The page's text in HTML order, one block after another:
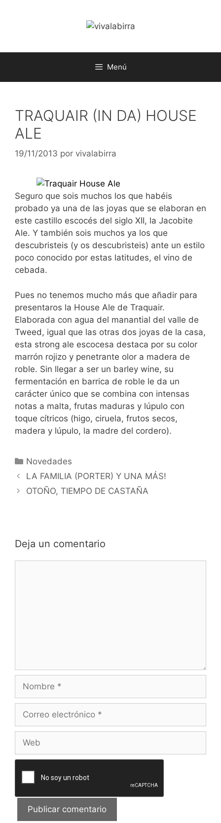
Menú
TRAQUAIR (IN DA) HOUSE
ALE
19/11/2013 por vivalabirra
Seguro que sois muchos los que habéis
probado ya una de las joyas que se elaboran en
este castillo escocés del siglo XII, la Jacobite
Ale. Y también sois muchos ya los que
descubristeis (y os descubristeis) ante un estilo
poco conocido por estas latitudes, el vino de
cebada.
Pues no tenemos mucho más que añadir para
presentaros la House Ale de Traquair.
Elaborada con agua del manantial del valle de
Tweed, igual que las otras dos joyas de la casa,
esta strong ale escocesa destaca por su color
marrón rojizo y penetrante olor a madera de
roble. Sin llegar a ser un barley wine, su
fermentación en barrica de roble le da un
carácter único que se combina con intensas
notas a malta, frutas maduras y lúpulo con
toque cítricos (higo, ciruela, frutos secos,
madera y lúpulo, la madre del cordero).
Categorías
Novedades
LA FAMILIA (PORTER) Y UNA MÁS!
OTOÑO, TIEMPO DE CASTAÑA
Deja un comentario
electrónico